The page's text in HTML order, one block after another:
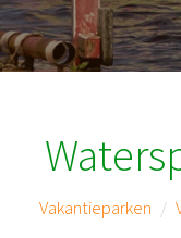
Vakantieparken